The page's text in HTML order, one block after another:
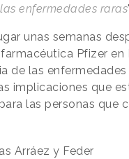
enfermedades raras
unas semanas
Pfizer
de las
implicaciones que
las personas que
Arráez y Feder